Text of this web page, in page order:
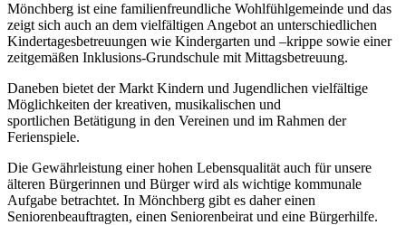
Mönchberg ist eine familienfreundliche Wohlfühlgemeinde und das
zeigt sich auch an dem vielfältigen Angebot an unterschiedlichen
Kindertagesbetreuungen wie Kindergarten und –krippe sowie einer
zeitgemäßen Inklusions-Grundschule mit Mittagsbetreuung.
Daneben bietet der Markt Kindern und Jugendlichen vielfältige
Möglichkeiten der kreativen, musikalischen und
sportlichen Betätigung in den Vereinen und im Rahmen der
Ferienspiele.
Die Gewährleistung einer hohen Lebensqualität auch für unsere
älteren Bürgerinnen und Bürger wird als wichtige kommunale
Aufgabe betrachtet. In Mönchberg gibt es daher einen
Seniorenbeauftragten, einen Seniorenbeirat und eine Bürgerhilfe.